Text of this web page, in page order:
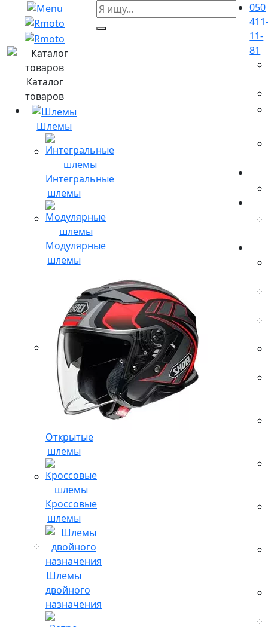
Каталог
товаров
Шлемы
Интегральные
шлемы
Модулярные
шлемы
Открытые
шлемы
Кроссовые
шлемы
Шлемы
двойного
назначения
050
11-
81